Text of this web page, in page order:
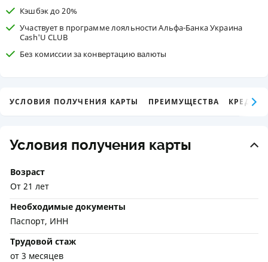
Кэшбэк до 20%
Участвует в программе лояльности Альфа-Банка Украина
Cash'U CLUB
Без комиссии за конвертацию валюты
УСЛОВИЯ ПОЛУЧЕНИЯ КАРТЫ ПРЕИМУЩЕСТВА
Условия получения карты
Возраст
От 21 лет
Необходимые документы
Паспорт, ИНН
Трудовой стаж
от 3 месяцев